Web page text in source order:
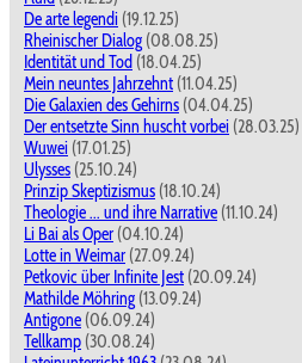
De arte legendi (19.12.25)
Rheinischer Dialog (08.08.25)
Identität und Tod (18.04.25)
Mein neuntes Jahrzehnt (11.04.25)
Die Galaxien des Gehirns (04.04.25)
Der entsetzte Sinn huscht vorbei (28.03.25)
Wuwei (17.01.25)
Ulysses (25.10.24)
Prinzip Skeptizismus (18.10.24)
Theologie ... und ihre Narrative (11.10.24)
Li Bai als Oper (04.10.24)
Lotte in Weimar (27.09.24)
Petkovic über Infinite Jest (20.09.24)
Mathilde Möhring (13.09.24)
Antigone (06.09.24)
Tellkamp (30.08.24)